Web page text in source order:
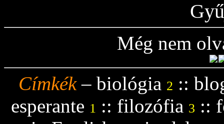
Még nem
Címkék– biológia 2 ::
esperante 1 :: filozófia 3 ::